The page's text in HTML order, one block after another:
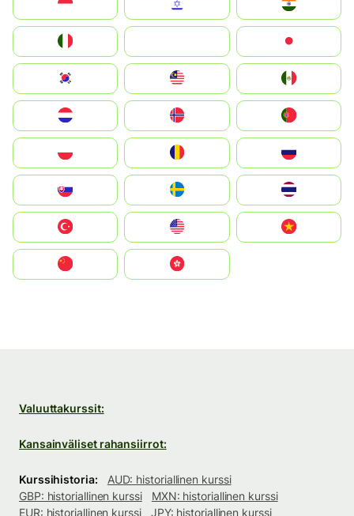
South Korea
United States
中國香港特別行政區
Valuuttakurssit:
Kansainväliset rahansiirrot:
Kurssihistoria:
AUD: historiallinen kurssi
GBP: historiallinen kurssi
MXN: historiallinen kurssi
EUR: historiallinen kurssi
JPY: historiallinen kurssi